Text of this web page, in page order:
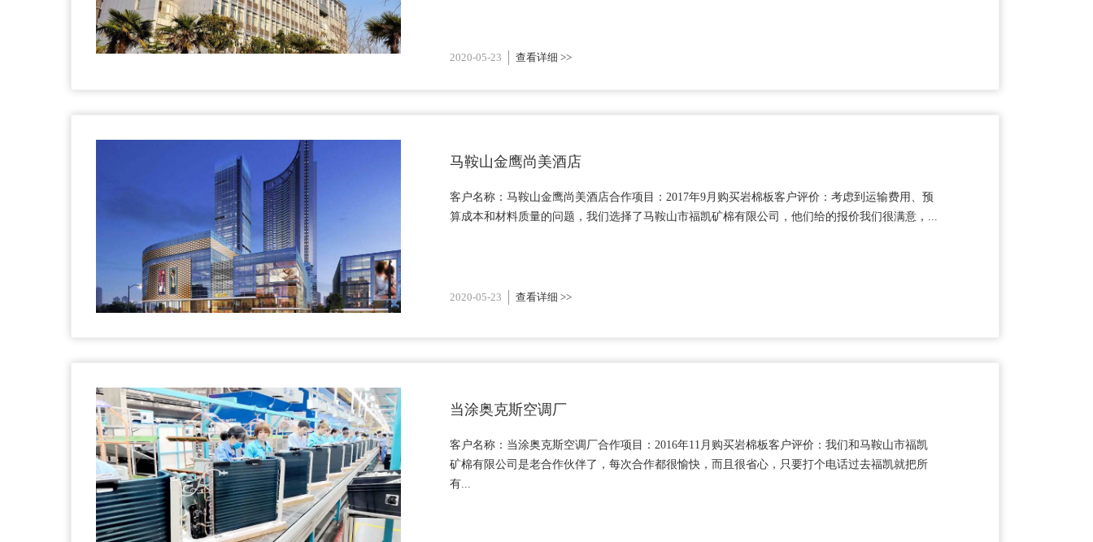
2020-05-23 查看详细 >>
马鞍山金鹰尚美酒店
客户名称：马鞍山金鹰尚美酒店合作项目：2017年9月购买岩棉板客户评价：考虑到运输费用、预
算成本和材料质量的问题，我们选择了马鞍山市福凯矿棉有限公司，他们给的报价我们很满意，...
2020-05-23 查看详细 >>
当涂奥克斯空调厂
客户名称：当涂奥克斯空调厂合作项目：2016年11月购买岩棉板客户评价：我们和马鞍山市福凯
矿棉有限公司是老合作伙伴了，每次合作都很愉快，而且很省心，只要打个电话过去福凯就把所
有...